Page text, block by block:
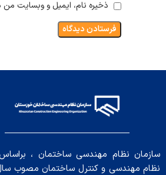
ذخیره نام، ایمیل و وبسایت من
سازمان نظام مهندسی ساختمان ،